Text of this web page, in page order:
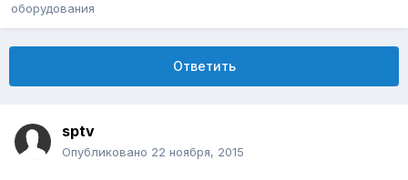
оборудования
Ответить
sptv
Опубликовано 22 ноября, 2015